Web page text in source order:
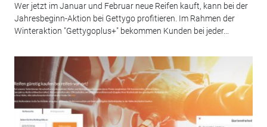
Wer jetzt im Januar und Februar neue Reifen kauft, kann bei der
Jahresbeginn-Aktion bei Gettygo profitieren. Im Rahmen der
Winteraktion "Gettygoplus+" bekommen Kunden bei jeder...